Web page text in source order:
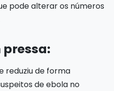
pode alterar os números
reduziu de forma
de ebola no